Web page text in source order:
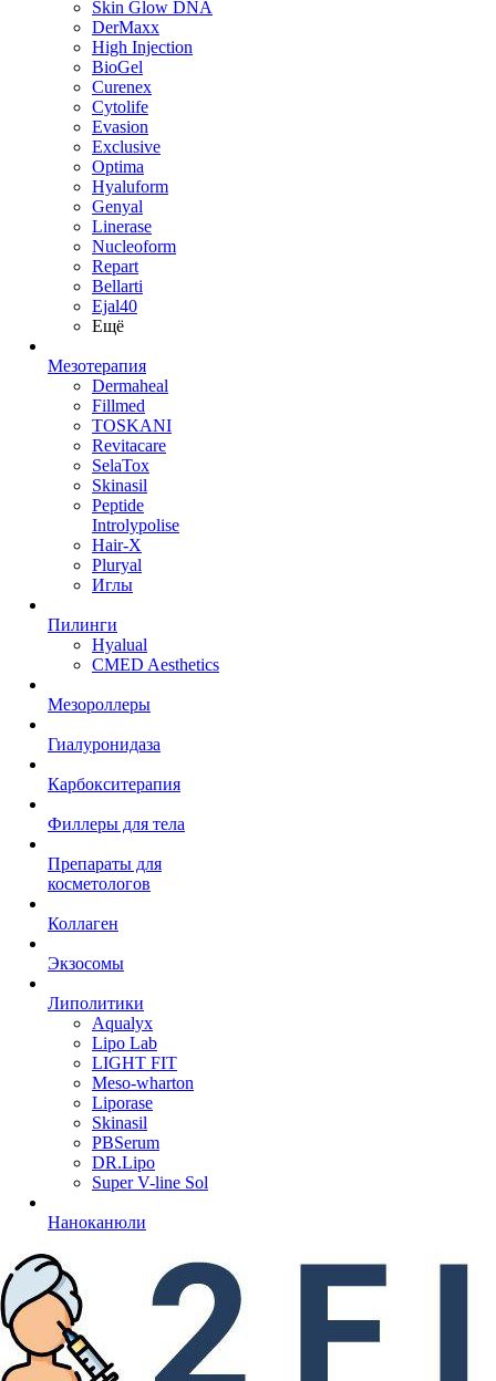
Skin Glow DNA
DerMaxx
High Injection
BioGel
Curenex
Cytolife
Evasion
Exclusive
Optima
Hyaluform
Genyal
Linerase
Nucleoform
Repart
Bellarti
Ejal40
Ещё
Мезотерапия
Dermaheal
Fillmed
TOSKANI
Revitacare
SelaTox
Skinasil
Peptide
Introlypolise
Hair-X
Pluryal
Иглы
Пилинги
Hyalual
CMED Aesthetics
Мезороллеры
Гиалуронидаза
Карбокситерапия
Филлеры для тела
Препараты для
косметологов
Коллаген
Экзосомы
Липолитики
Aqualyx
Lipo Lab
LIGHT FIT
Meso-wharton
Liporase
Skinasil
PBSerum
DR.Lipo
Super V-line Sol
Наноканюли